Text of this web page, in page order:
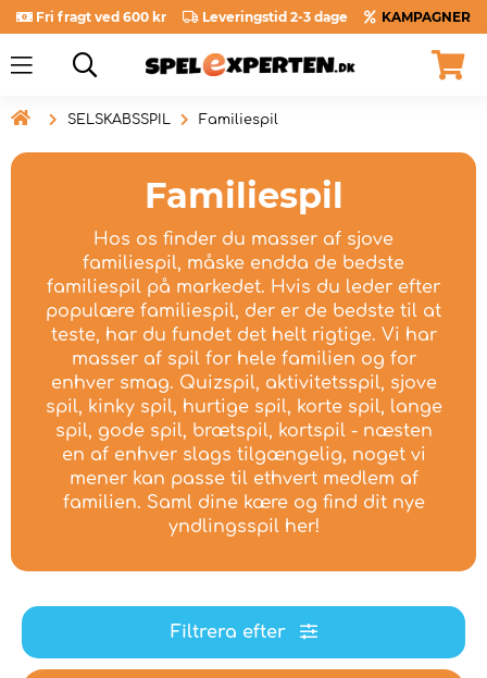
Fri fragt ved 600 kr Leveringstid 2-3 dage KAMPAGNER
 SELSKABSSPIL Familiespil
Familiespil
Hos os finder du masser af sjove
familiespil, måske endda de bedste
familiespil på markedet. Hvis du leder efter
populære familiespil, der er de bedste til at
teste, har du fundet det helt rigtige. Vi har
masser af spil for hele familien og for
enhver smag. Quizspil, aktivitetsspil, sjove
spil, kinky spil, hurtige spil, korte spil, lange
spil, gode spil, brætspil, kortspil - næsten
en af ​​enhver slags tilgængelig, noget vi
mener kan passe til ethvert medlem af
familien. Saml dine kære og find dit nye
yndlingsspil her!
Filtrera efter